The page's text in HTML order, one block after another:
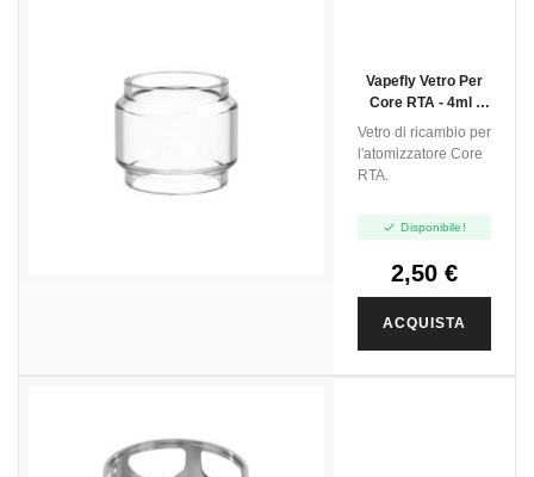
Vapefly Vetro Per
Core RTA - 4ml -
1pz
Vetro di ricambio per
l'atomizzatore Core
RTA.
 Disponibile!
2,50 €
ACQUISTA